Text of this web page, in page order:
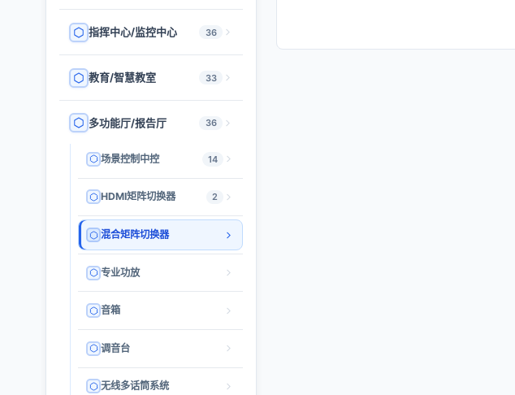
指挥中心/监控中心 36
教育/智慧教室 33
多功能厅/报告厅 36
场景控制中控 14
HDMI矩阵切换器 2
混合矩阵切换器
专业功放
音箱
调音台
无线多话筒系统